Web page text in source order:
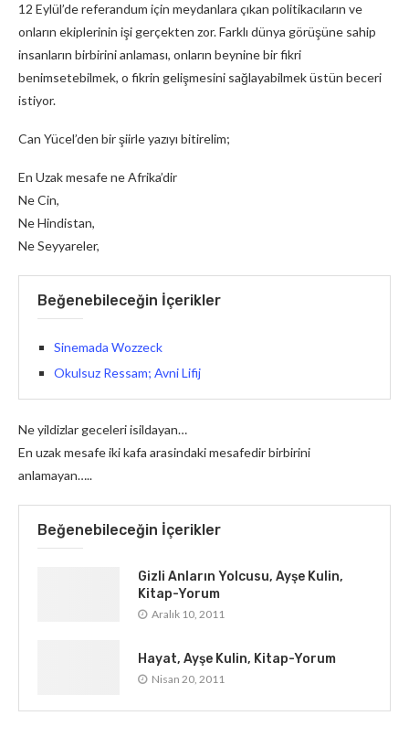
12 Eylül’de referandum için meydanlara çıkan politikacıların ve
onların ekiplerinin işi gerçekten zor. Farklı dünya görüşüne sahip
insanların birbirini anlaması, onların beynine bir fikri
benimsetebilmek, o fikrin gelişmesini sağlayabilmek üstün beceri
istiyor.
Can Yücel’den bir şiirle yazıyı bitirelim;
En Uzak mesafe ne Afrika’dir
Ne Cin,
Ne Hindistan,
Ne Seyyareler,
Beğenebileceğin İçerikler
Sinemada Wozzeck
Okulsuz Ressam; Avni Lifij
Ne yildizlar geceleri isildayan…
En uzak mesafe iki kafa arasindaki mesafedir birbirini
anlamayan…..
Beğenebileceğin İçerikler
Gizli Anların Yolcusu, Ayşe Kulin,
Kitap-Yorum
Aralık 10, 2011
Hayat, Ayşe Kulin, Kitap-Yorum
Nisan 20, 2011